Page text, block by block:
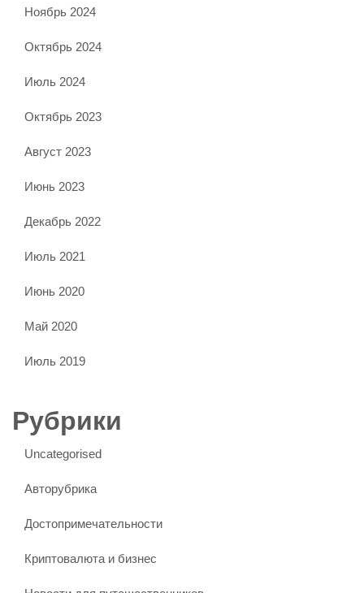
Ноябрь 2024
Октябрь 2024
Июль 2024
Октябрь 2023
Август 2023
Июнь 2023
Декабрь 2022
Июль 2021
Июнь 2020
Май 2020
Июль 2019
Рубрики
Uncategorised
Авторубрика
Достопримечательности
Криптовалюта и бизнес